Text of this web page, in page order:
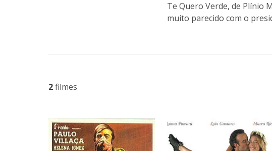
Te Quero Verde, de Plínio
muito parecido com o
2filmes